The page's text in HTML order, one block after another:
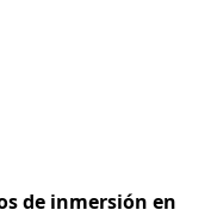
de inmersión en